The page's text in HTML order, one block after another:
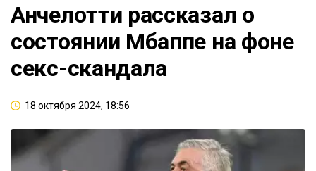
Анчелотти рассказал о
состоянии Мбаппе на фоне
секс-скандала
18 октября 2024, 18:56